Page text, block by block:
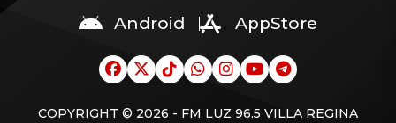
Android AppStore
COPYRIGHT © 2026 - FM LUZ 96.5 VILLA REGINA